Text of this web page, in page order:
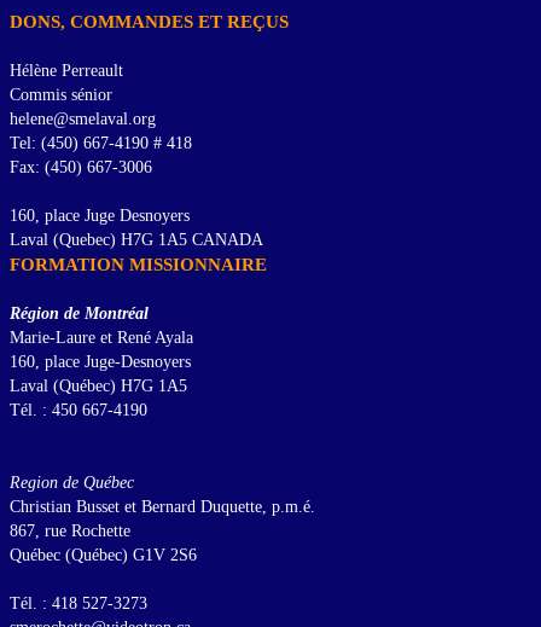
DONS, COMMANDES ET REÇUS
Hélène Perreault
Commis sénior
helene@smelaval.org
Tel: (450) 667-4190 # 418
Fax: (450) 667-3006
160, place Juge Desnoyers
Laval (Quebec) H7G 1A5 CANADA
FORMATION MISSIONNAIRE
Région de Montréal
Marie-Laure et René Ayala
160, place Juge-Desnoyers
Laval (Québec) H7G 1A5
Tél. : 450 667-4190
Region de Québec
Christian Busset et Bernard Duquette, p.m.é.
867, rue Rochette
Québec (Québec) G1V 2S6
Tél. : 418 527-3273